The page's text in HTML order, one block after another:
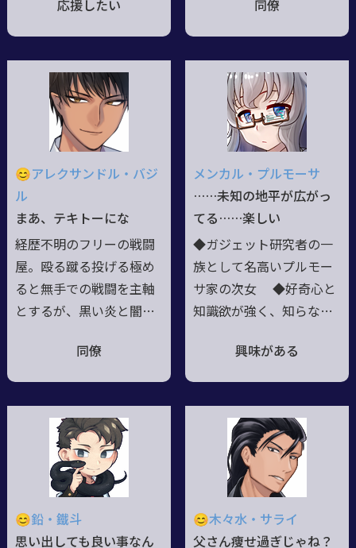
て双子の兄以外の家族を
りで覚醒し、兄の心を取
り戻す術を探している。
大事な者を奪われた力な
き人々の無念と怒りを代
わりに敵に刻む報讐者と
自称。警戒心が強いが心
を開いた相手にはどこま
い。生来の能力の都合
上、常に不運が付き纏
う。
応援したい
は男性寄り。生前の記憶
秒前まで談笑していた相
手とも即座に殺し合える
精神構造の持ち主。槍を
得意とするが、敵を殺せ
るなら使う道具は拘らな
い。「信 長
おおとの
様が生き返っ
てまた死んだって？ そ
ねーわ。寧ろ俺が殺した
かったわー」
同僚
😊アレクサンドル・バジ
ル
まあ、テキトーにな
経歴不明のフリーの戦闘
屋。殴る蹴る投げる極め
ると無手での戦闘を主軸
とするが、黒い炎と闇の
あちらこちらの世界に神
良いにーちゃんである。
その正体はUCで創られた
小世界で生まれた上位
Greater Demon
の一柱。
同僚
メンカル・プルモーサ
……未知の地平が広がっ
てる……楽しい
◆ガジェット研究者の一
族として名高いプルモー
サ家の次女 ◆好奇心と
知識欲が強く、知らない
しみ ◆学園の通常教科
テーマは異なる世界の技
術の融合 ◆各世界の技
術・魔法に類するものを
研究・分析してオリジナ
ルの術式に取り入れてい
る ◆眠たげな表情を崩
興味がある
😊鉛・鐵斗
思い出しても良い事なん
😊木々水・サライ
父さん痩せ過ぎじゃね？